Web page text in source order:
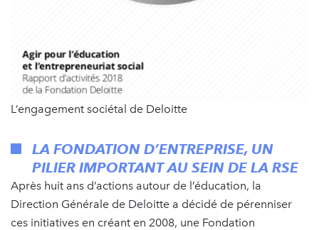
L’engagement sociétal de Deloitte
LA FONDATION D’ENTREPRISE, UN
PILIER IMPORTANT AU SEIN DE LA RSE
Après huit ans d’actions autour de l’éducation, la
Direction Générale de Deloitte a décidé de pérenniser
ces initiatives en créant en 2008, une Fondation